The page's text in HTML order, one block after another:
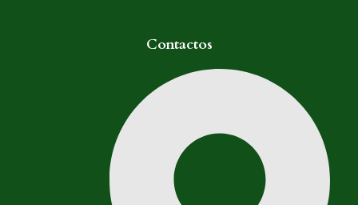
Contactos